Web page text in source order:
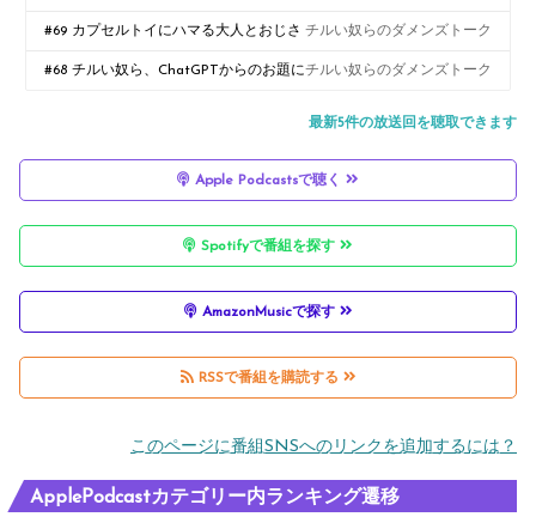
#69 カプセルトイにハマる大人とおじさ
ん趣味
チルい奴らのダメンズトーク
#68 チルい奴ら、ChatGPTからのお題にチルい奴らのダメンズトーク
最新5件の放送回を聴取できます
Apple Podcastsで聴く
Spotifyで番組を探す
AmazonMusicで探す
RSSで番組を購読する
このページに番組SNSへのリンクを追加するには？
ApplePodcastカテゴリー内ランキング遷移